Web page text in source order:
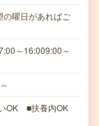
の曜日があればご
～16:009:00～
OK ■扶養内OK